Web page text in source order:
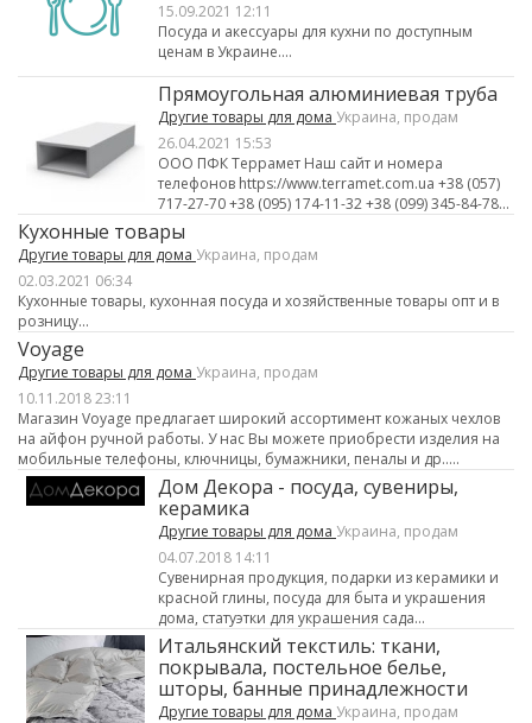
15.09.2021 12:11
Посуда и акессуары для кухни по доступным
ценам в Украине....
Прямоугольная алюминиевая труба
Другие товары для дома Украина, продам
26.04.2021 15:53
ООО ПФК Террамет Наш сайт и номера
телефонов https://www.terramet.com.ua +38 (057)
717-27-70 +38 (095) 174-11-32 +38 (099) 345-84-78...
Кухонные товары
Другие товары для дома Украина, продам
02.03.2021 06:34
Кухонные товары, кухонная посуда и хозяйственные товары опт и в
розницу...
Voyage
Другие товары для дома Украина, продам
10.11.2018 23:11
Магазин Voyage предлагает широкий ассортимент кожаных чехлов
на айфон ручной работы. У нас Вы можете приобрести изделия на
мобильные телефоны, ключницы, бумажники, пеналы и др.....
Дом Декора - посуда, сувениры,
керамика
Другие товары для дома Украина, продам
04.07.2018 14:11
Сувенирная продукция, подарки из керамики и
красной глины, посуда для быта и украшения
дома, статуэтки для украшения сада...
Итальянский текстиль: ткани,
покрывала, постельное белье,
шторы, банные принадлежности
Другие товары для дома Украина, продам